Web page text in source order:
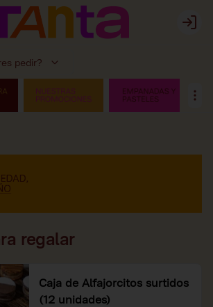
Login
pedir?
regalar
Caja de Alfajorcitos surtidos
(12 unidades)